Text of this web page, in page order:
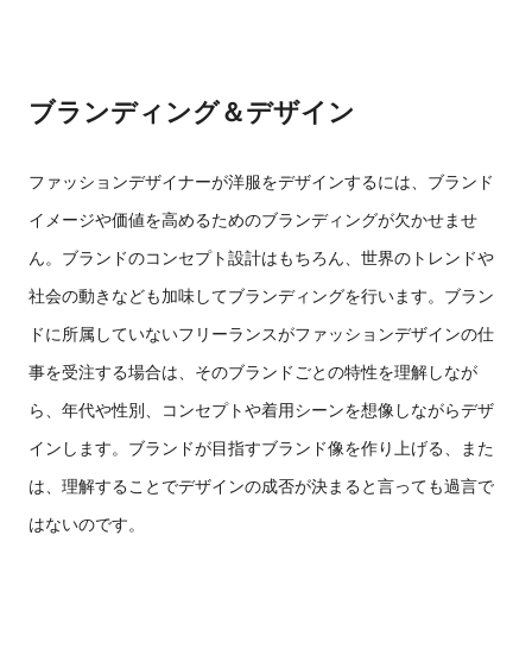
ブランディング＆デザイン
ファッションデザイナーが洋服をデザインするには、 ブランド
イメージや価値を高めるためのブランディングが欠かせませ
ん。ブランドのコンセプト設計はもちろん 世界のトレンドや
社会の動き なども加味してブランディングを行います。 ブラン
ドに所属していないフリーランスがファッションデザインの仕
事を受注する場合は 、そのブランドごとの特性を理解しなが
ら、年代や性別、コンセプトや着用シーンを想像しながらデザ
イン します。 ブランドが目指すブランド像を作り上げる、また
は、理解することでデザインの成否が決まると言っても過言で
はないのです。